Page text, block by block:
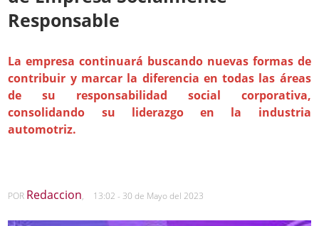
Responsable
La empresa continuará buscando nuevas formas de
contribuir y marcar la diferencia en todas las áreas
de su responsabilidad social corporativa,
consolidando su liderazgo en la industria
automotriz.
POR Redaccion, 13:02 - 30 de Mayo del 2023